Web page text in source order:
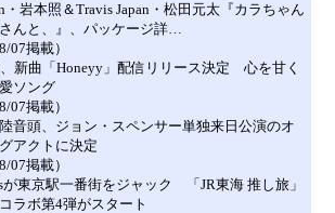
・岩本照＆Travis Japan・松田元太『カラちゃん
んと、』、パッケージ詳…
07掲載）
新曲「Honeyy」配信リリース決定 心を甘く
ソング
07掲載）
音頭、ジョン・スペンサー単独来日公演のオ
アクトに決定
07掲載）
が東京駅一番街をジャック 「JR東海 推し旅」
ラボ第4弾がスタート